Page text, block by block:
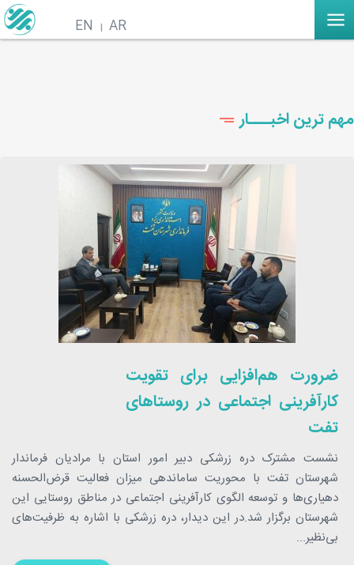
AR
EN
مهم ترین اخبـــار
ضرورت هم‌افزایی برای تقویت
کارآفرینی اجتماعی در روستاهای
تفت
نشست مشترک دره زرشکی دبیر امور استان با مرادیان فرماندار
شهرستان تفت با محوریت ساماندهی میزان فعالیت قرض‌الحسنه
دهیاری‌ها و توسعه الگوی کارآفرینی اجتماعی در مناطق روستایی این
شهرستان برگزار شد.در این دیدار، دره زرشکی با اشاره به ظرفیت‌های
بی‌نظیر...